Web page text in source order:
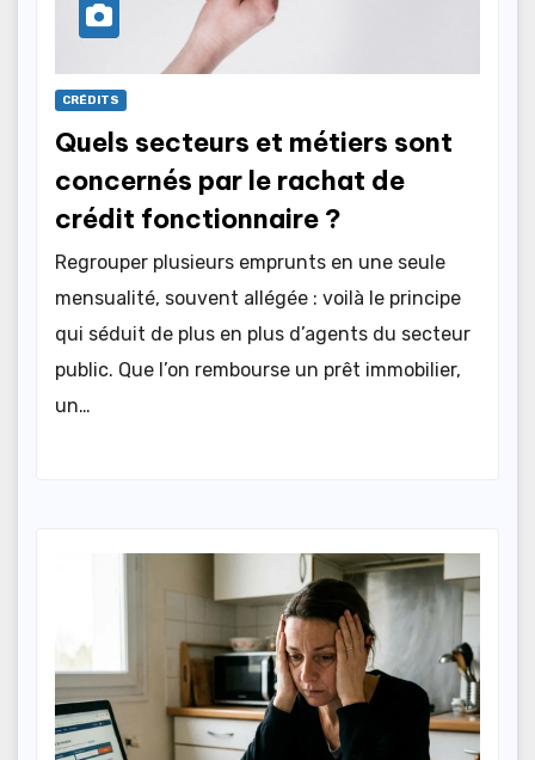
CRÉDITS
Quels secteurs et métiers sont
concernés par le rachat de
crédit fonctionnaire ?
Regrouper plusieurs emprunts en une seule
mensualité, souvent allégée : voilà le principe
qui séduit de plus en plus d’agents du secteur
public. Que l’on rembourse un prêt immobilier,
un…